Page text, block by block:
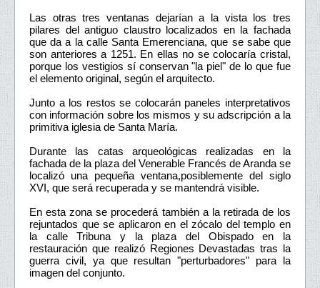
Las otras tres ventanas dejarían a la vista los tres
pilares del antiguo claustro localizados en la fachada
que da a la calle Santa Emerenciana, que se sabe que
son anteriores a 1251. En ellas no se colocaría cristal,
porque los vestigios sí conservan "la piel" de lo que fue
el elemento original, según el arquitecto.
Junto a los restos se colocarán paneles interpretativos
con información sobre los mismos y su adscripción a la
primitiva iglesia de Santa María.
Durante las catas arqueológicas realizadas en la
fachada de la plaza del Venerable Francés de Aranda se
localizó una pequeña ventana,posiblemente del siglo
XVI, que será recuperada y se mantendrá visible.
En esta zona se procederá también a la retirada de los
rejuntados que se aplicaron en el zócalo del templo en
la calle Tribuna y la plaza del Obispado en la
restauración que realizó Regiones Devastadas tras la
guerra civil, ya que resultan "perturbadores" para la
imagen del conjunto.